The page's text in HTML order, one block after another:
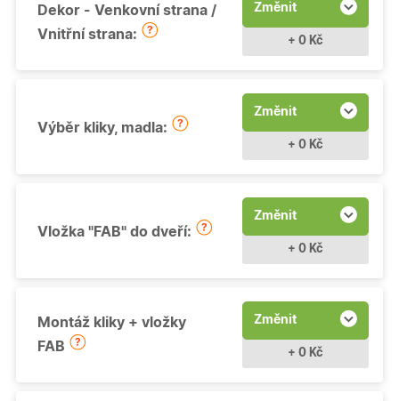
Dekor - Venkovní strana /
Vnitřní strana:
Změnit
+ 0 Kč
Výběr kliky, madla:
Změnit
+ 0 Kč
Vložka "FAB" do dveří:
Změnit
+ 0 Kč
Montáž kliky + vložky
FAB
Změnit
+ 0 Kč